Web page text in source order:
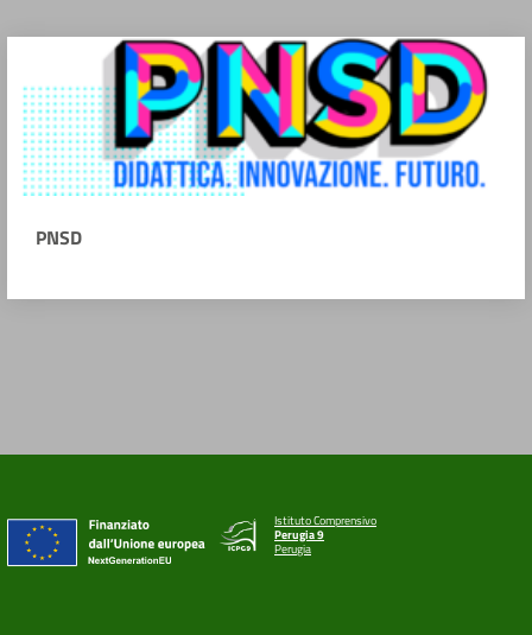
PNSD
Istituto Comprensivo
Perugia 9
Perugia